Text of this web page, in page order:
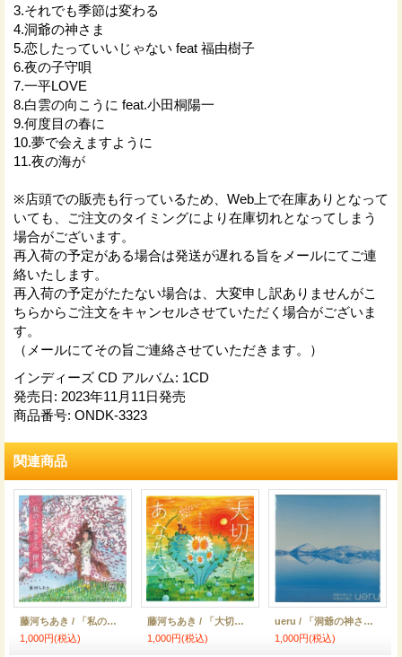
3.それでも季節は変わる
4.洞爺の神さま
5.恋したっていいじゃない feat 福由樹子
6.夜の子守唄
7.一平LOVE
8.白雲の向こうに feat.小田桐陽一
9.何度目の春に
10.夢で会えますように
11.夜の海が
※店頭での販売も行っているため、Web上で在庫ありとなって
いても、ご注文のタイミングにより在庫切れとなってしまう
場合がございます。
再入荷の予定がある場合は発送が遅れる旨をメールにてご連
絡いたします。
再入荷の予定がたたない場合は、大変申し訳ありませんがこ
ちらからご注文をキャンセルさせていただく場合がございま
す。
（メールにてその旨ご連絡させていただきます。）
インディーズ CD アルバム: 1CD
発売日: 2023年11月11日発売
商品番号: ONDK-3323
関連商品
藤河ちあき / 「私のふるさと、伊達」
1,000円(税込)
藤河ちあき / 「大切なあなたへ」
1,000円(税込)
ueru / 「洞爺の神さま/何度目の春に」（シングル/2023/04/01発売）
1,000円(税込)